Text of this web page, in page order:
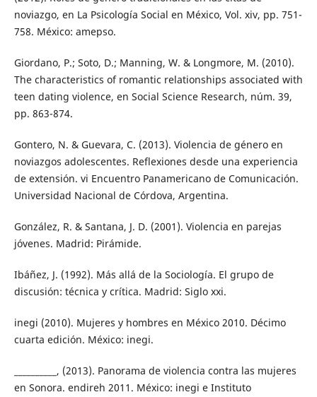
noviazgo, en La Psicología Social en México, Vol. xiv, pp. 751-
758. México: amepso.
Giordano, P.; Soto, D.; Manning, W. & Longmore, M. (2010).
The characteristics of romantic relationships associated with
teen dating violence, en Social Science Research, núm. 39,
pp. 863-874.
Gontero, N. & Guevara, C. (2013). Violencia de género en
noviazgos adolescentes. Reflexiones desde una experiencia
de extensión. vi Encuentro Panamericano de Comunicación.
Universidad Nacional de Córdova, Argentina.
González, R. & Santana, J. D. (2001). Violencia en parejas
jóvenes. Madrid: Pirámide.
Ibáñez, J. (1992). Más allá de la Sociología. El grupo de
discusión: técnica y crítica. Madrid: Siglo xxi.
inegi (2010). Mujeres y hombres en México 2010. Décimo
cuarta edición. México: inegi.
__________, (2013). Panorama de violencia contra las mujeres
en Sonora. endireh 2011. México: inegi e Instituto